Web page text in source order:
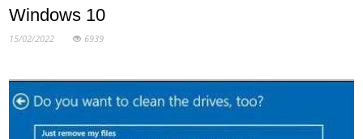
Windows 10
15/02/2022 6939